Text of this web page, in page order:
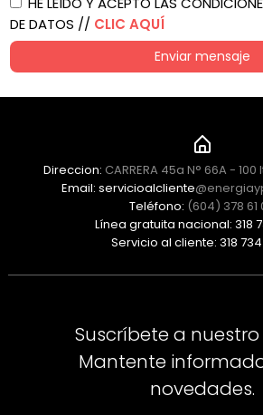
DE DATOS // CLIC AQUÍ
Enviar mensaje
Direccion: CARRERA 45a N° 66A -
Email: servicioalcliente
Teléfono: (604) 378 61
Línea gratuita nacional: 318
Servicio al cliente: 318 734
Suscríbete a
Mantente
novedades.